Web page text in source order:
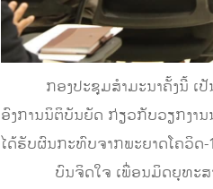
ກອງປະຊຸມສໍາມະນາຄັ້ງນີ້ ເປັນໂ
ອົງການນິຕິບັນຍັດ ກ່ຽວກັບວຽກງາ
ໄດ້ຮັບຜົນກະທົບຈາກພະຍາດໂຄວິດ-
ບົນຈິດໃຈ ເພື່ອນມິດຍຸທະສາດອັ